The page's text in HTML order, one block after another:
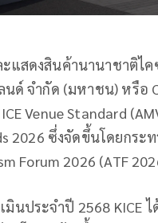
แสดงสินค้านานาชาติไ
ด์ จำกัด (มหาชน) หรือ
Venue Standard
2026 ซึ่งจัดขึ้นโดยกร
Forum 2026 (ATF
มินประจำปี 2568 KICE